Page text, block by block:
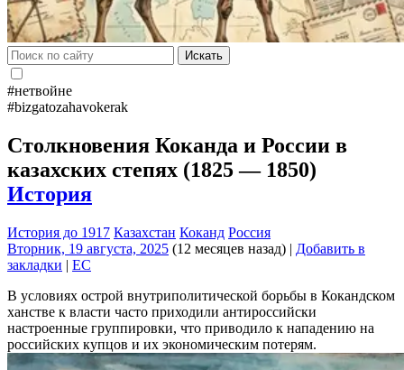
Искать
#нетвойне
#bizgatozahavokerak
Столкновения Коканда и России в
казахских степях (1825 — 1850)
История
История до 1917 Казахстан Коканд Россия
Вторник, 19 августа, 2025 (12 месяцев назад) | Добавить в
закладки | EC
В условиях острой внутриполитической борьбы в Кокандском
ханстве к власти часто приходили антироссийски
настроенные группировки, что приводило к нападению на
российских купцов и их экономическим потерям.